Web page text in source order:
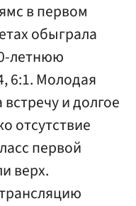
в первом
обыграла
летнюю
6:1. Молодая
и долгое
отсутствие
первой
верх.